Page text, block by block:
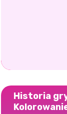
Historia